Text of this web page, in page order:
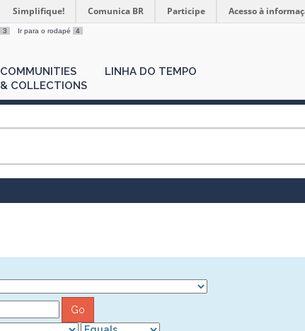
Simplifique! Comunica BR Participe Acesso à
3 Ir para o rodapé 4
COMMUNITIES
& COLLECTIONS
LINHA DO TEMPO